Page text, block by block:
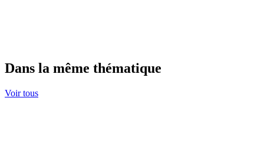
Dans la même thématique
Voir tous